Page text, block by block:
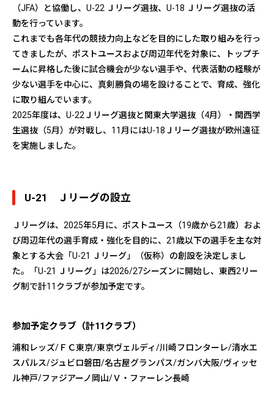
（JFA）と協働し、U-22 Ｊリーグ選抜、U-18 Ｊリーグ選抜の活
動を行っています。
これまでも各年代の競技力向上などを目的にした取り組みを行っ
てきましたが、ポストユースおよび周辺年代を対象に、トップチ
ームに昇格した後に試合機会が少ない選手や、代表活動の経験が
少ない選手を中心に、真剣勝負の場を設けることで、育成、強化
に取り組んでいます。
2025年度は、U-22Ｊリーグ選抜と関東大学選抜（4月）・関西学
生選抜（5月）が対戦し、11月にはU-18Ｊリーグ選抜が欧州遠征
を実施しました。
U-21 Ｊリーグの設立
Ｊリーグは、2025年5月に、ポストユース（19歳から21歳）およ
び周辺年代の選手育成・強化を目的に、21歳以下の選手を主な対
象とする大会「U-21 Ｊリーグ」（仮称）の創設を決定しまし
た。「U-21 Ｊリーグ」は2026/27シーズンに開始し、東西2リー
グ制で計11クラブが参加予定です。
参加予定クラブ（計11クラブ）
浦和レッズ/ＦＣ東京/東京ヴェルディ/川崎フロンターレ/清水エ
スパルス/ジュビロ磐田/名古屋グランパス/ガンバ大阪/ヴィッセ
ル神戸/ファジアーノ岡山/Ｖ・ファーレン長崎